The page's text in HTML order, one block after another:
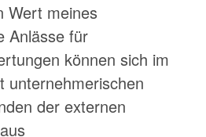
Wert meines
Anlässe für
können sich im
unternehmerischen
der externen